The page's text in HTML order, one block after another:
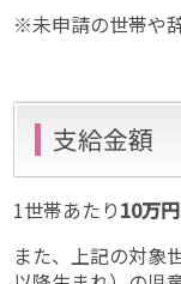
※未申請の世帯や
支給金額
1世帯あたり10万円
また、上記の対象